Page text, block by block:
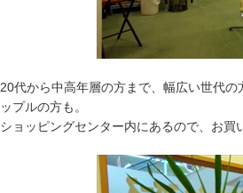
20代から中高年層の方まで、幅広い世代
ップルの方も。
ショッピングセンター内にあるので、お